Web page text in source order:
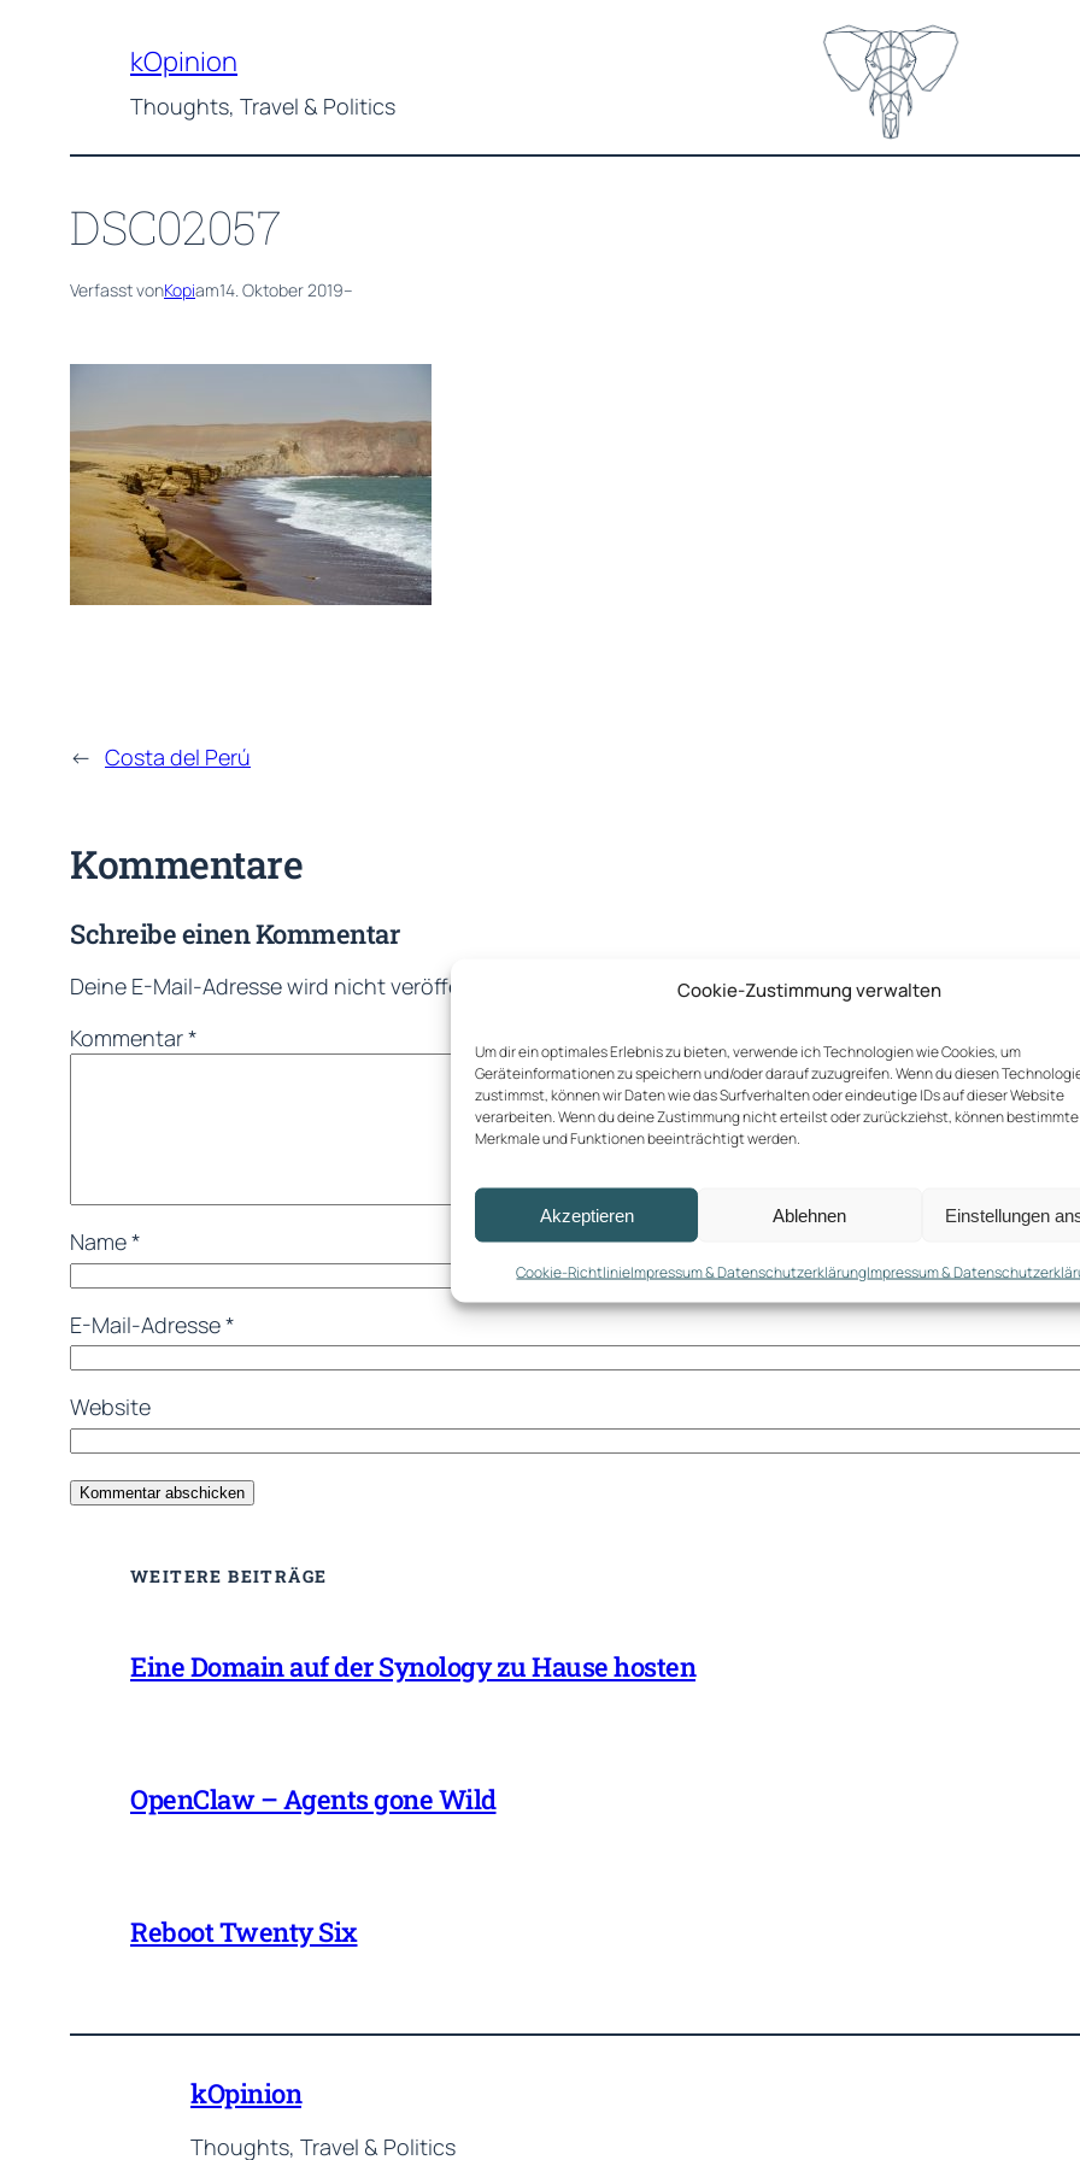
Cookie-Zustimmung verwalten
Um dir ein optimales Erlebnis zu bieten, verwende ich Technologien wie Cookies, um
Geräteinformationen zu speichern und/oder darauf zuzugreifen. Wenn du diesen
zustimmst, können wir Daten wie das Surfverhalten oder eindeutige IDs auf dieser Website
verarbeiten. Wenn du deine Zustimmung nicht erteilst oder zurückziehst, können bestimmte
Merkmale und Funktionen beeinträchtigt werden.
Akzeptieren Ablehnen Einstellungen
Cookie-RichtlinieImpressum & DatenschutzerklärungImpressum &
kOpinion
Thoughts, Travel & Politics
DSC02057
Verfasst vonKopiam14. Oktober 2019–
← Costa del Perú
Kommentare
Schreibe einen Kommentar
Deine E-Mail-Adresse wird nicht veröffentlicht. Erforderliche Felder sind mit*markiert
Kommentar*
Name*
E-Mail-Adresse*
Website
WEITERE BEITRÄGE
Eine Domain auf der Synology zu Hause hosten
OpenClaw – Agents gone Wild
Reboot Twenty Six
kOpinion
Thoughts, Travel & Politics